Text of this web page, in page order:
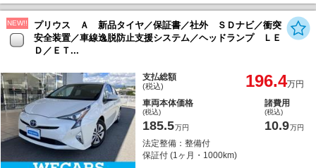
NEW!!
プリウス Ａ 新品タイヤ／保証書／社外 ＳＤナビ／衝突
安全装置／車線逸脱防止支援システム／ヘッドランプ ＬＥ
Ｄ／ＥＴ...
支払総額
(税込) 196.4万円
車両本体価格
(税込)
185.5万円
諸費用
(税込)
10.9万円
法定整備：整備付
保証付 (1ヶ月・1000km)